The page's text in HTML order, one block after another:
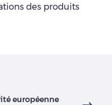
des produits
européenne